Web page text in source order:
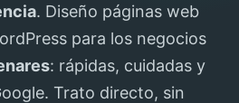
. Diseño páginas web
para los negocios
: rápidas, cuidadas y
Trato directo, sin